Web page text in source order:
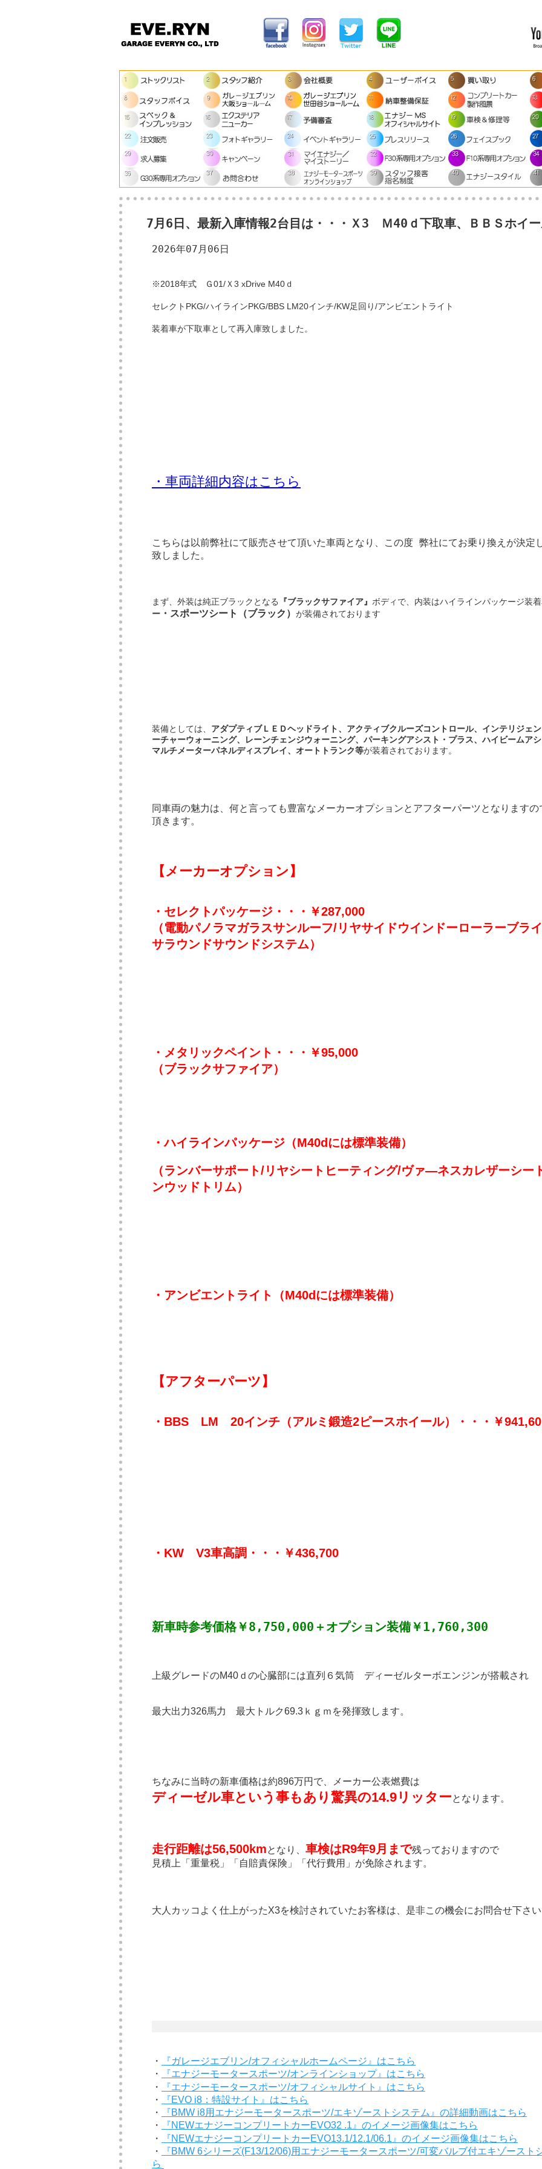
7月6日、最新入庫情報2台目は・・・Ｘ3 Ｍ40ｄ下取車、ＢＢＳホイ
2026年07月06日
※2018年式 Ｇ01/Ｘ3 xDrive M40ｄ
セレクトPKG/ハイラインPKG/BBS LM20インチ/KW足回り/アンビエントライト
装着車が下取車として再入庫致しました。
・車両詳細内容はこちら
こちらは以前弊社にて販売させて頂いた車両となり、この度 弊社にてお乗り換えが決定
致しました。
まず、外装は純正ブラックとなる 『ブラックサファイア』 ボディで、内装はハイラインパッケージ装
ー ・スポーツシート（ブラック） が装備されております
装備としては、 アダプティブＬＥＤヘッドライト、アクティブクルーズコントロール、インテリジェ
ーチャーウォーニング、レーンチェンジウォーニング、パーキングアシスト・プラス、ハイビームア
マルチメーターパネルディスプレイ、オートトランク等が装着されております。
同車両の魅力は、何と言っても豊富なメーカーオプションとアフターパーツとなります
頂きます。
【メーカーオプション】
・セレクトパッケージ・・・￥287,000
（電動パノラマガラスサンルーフ/リヤサイドウインドーローラーブラ
サラウンドサウンドシステム）
・メタリックペイント・・・￥95,000
（ブラックサファイア）
・ハイラインパッケージ（M40dには標準装備）
（ランバーサポート/リヤシートヒーティング/ヴァ―ネスカレザーシー
ンウッドトリム）
・アンビエントライト（M40dには標準装備）
【アフターパーツ】
・BBS LM 20インチ（アルミ鍛造2ピースホイール）・・・￥
・KW V3車高調・・・￥436,700
新車時参考価格￥8,750,000＋オプション装備￥1,760,300
上級グレードのM40ｄの心臓部には直列６気筒 ディーゼルターボエンジンが搭載され
最大出力326馬力 最大トルク69.3ｋｇｍを発揮致します。
ちなみに当時の新車価格は約896万円で、メーカー公表燃費は
ディーゼル車という事もあり驚異の14.9リッターとなります。
走行距離は56,500kmとなり、 車検はR9年9月まで残っておりますので
見積上「重量税」「自賠責保険」「代行費用」が免除されます。
大人カッコよく仕上がったX3を検討されていたお客様は、是非この機会にお問合せ下さ
・
『ガレージエブリン/オフィシャルホームページ』はこちら
・
『エナジーモータースポーツ/オンラインショップ』はこちら
・
『エナジーモータースポーツ/オフィシャルサイト』はこちら
・
『EVO i8：特設サイト』はこちら
・
『BMW i8用エナジーモータースポーツ/エキゾーストシステム』の詳細動画はこちら
・
『NEWエナジーコンプリートカーEVO32 .1』のイメージ画像集はこちら
・
『NEWエナジーコンプリートカーEVO13.1/12.1/06.1』のイメージ画像集はこちら
・
『BMW 6シリーズ(F13/12/06)用エナジーモータースポーツ/可変バルブ付エキゾースト
ら